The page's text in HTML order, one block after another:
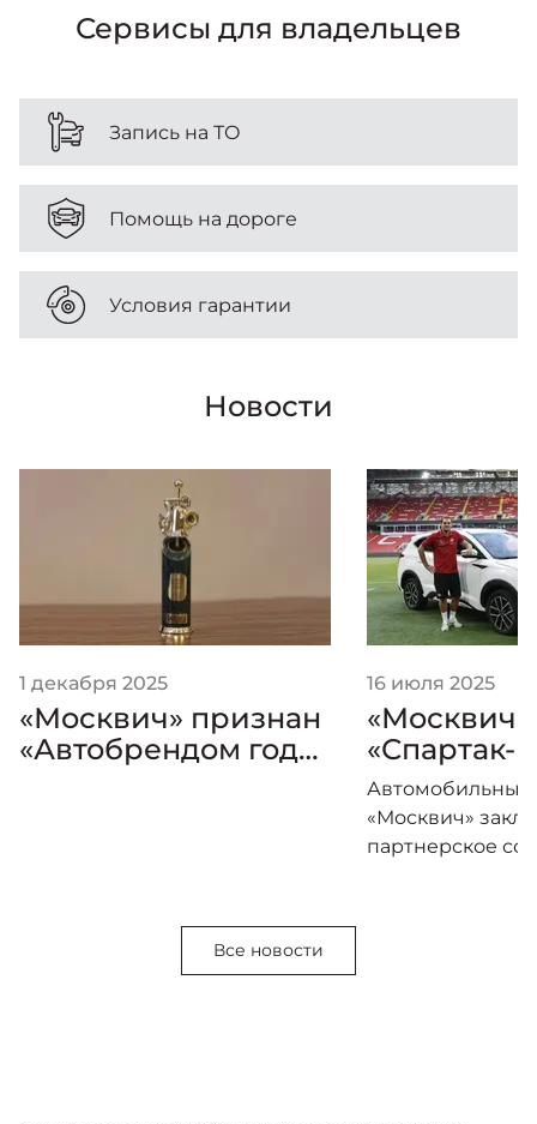
Сервисы для владельцев
Запись на ТО
Помощь на дороге
Условия гарантии
Новости
1 декабря 2025
«Москвич» признан
«Автобрендом года»
16 июля 2025
«Спартак-
одной
«Москвич»
партнерское
Все новости